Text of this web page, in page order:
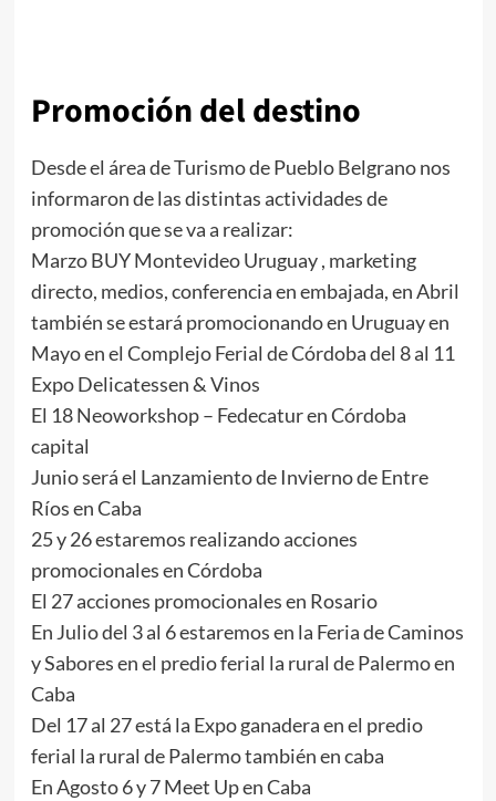
Promoción del destino
Desde el área de Turismo de Pueblo Belgrano nos
informaron de las distintas actividades de
promoción que se va a realizar:
Marzo BUY Montevideo Uruguay , marketing
directo, medios, conferencia en embajada, en Abril
también se estará promocionando en Uruguay en
Mayo en el Complejo Ferial de Córdoba del 8 al 11
Expo Delicatessen & Vinos
El 18 Neoworkshop – Fedecatur en Córdoba
capital
Junio será el Lanzamiento de Invierno de Entre
Ríos en Caba
25 y 26 estaremos realizando acciones
promocionales en Córdoba
El 27 acciones promocionales en Rosario
En Julio del 3 al 6 estaremos en la Feria de Caminos
y Sabores en el predio ferial la rural de Palermo en
Caba
Del 17 al 27 está la Expo ganadera en el predio
ferial la rural de Palermo también en caba
En Agosto 6 y 7 Meet Up en Caba